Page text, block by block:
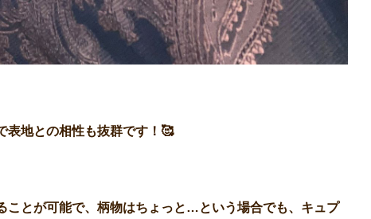
表地との相性も抜群です！🥰
ことが可能で、柄物はちょっと…という場合でも、キュプ